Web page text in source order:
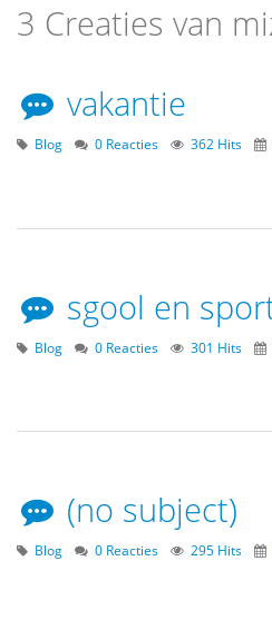
3 Creaties van
vakantie
Blog 0 Reacties 362 Hits
sgool en
Blog 0 Reacties 301 Hits
(no subject)
Blog 0 Reacties 295 Hits